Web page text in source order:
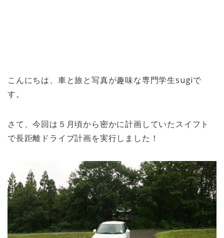
こんにちは、車と旅と写真が趣味な専門学生sugiで
す。
さて、今回は５月頃から密かに計画していたスイフト
で長距離ドライブ計画を実行しました！